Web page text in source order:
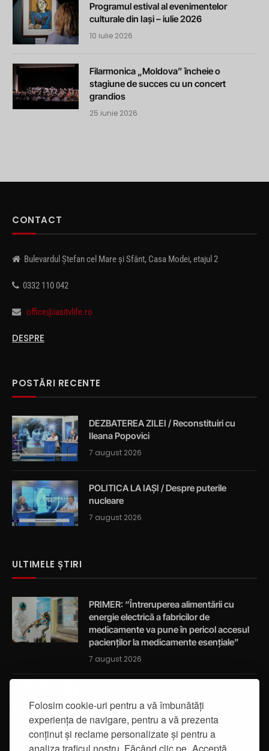
Folosim cookie-uri pentru a vă îmbunătăți
experiența de navigare, pentru a vă prezenta
conținut și reclame personalizate și pentru a
Programul estival al evenimentelor
culturale din Iași – iulie 2026
10 iulie 2026
Filarmonica „Moldova” încheie o
stagiune de succes cu un concert
grandios
25 iunie 2026
CONTACT
Bulevardul Ștefan cel Mare și Sfânt, Casa Modei, etajul 2
0332 110 042
office@iasitvlife.ro
DESPRE
POSTĂRI RECENTE
DEZBATEREA ZILEI / Reconstituiri cu
Ileana Popovici
7 august 2026
POLITICA LA IAȘI / Despre puterile
nucleare
7 august 2026
ULTIMELE ȘTIRI
PRIMER: “Întreruperea alimentării cu
energie electrică a fabricilor de
medicamente va pune în pericol accesul
pacienților la medicamente esențiale”
7 august 2026
integrității
7 august 2026